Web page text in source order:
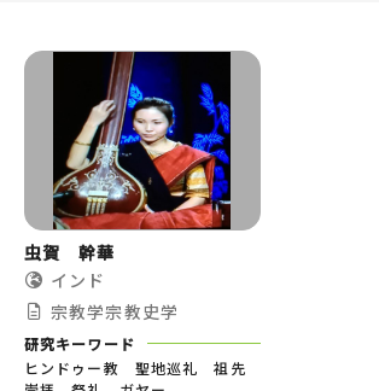
虫賀 幹華
インド
宗教学宗教史学
研究キーワード
ヒンドゥー教 聖地巡礼 祖先